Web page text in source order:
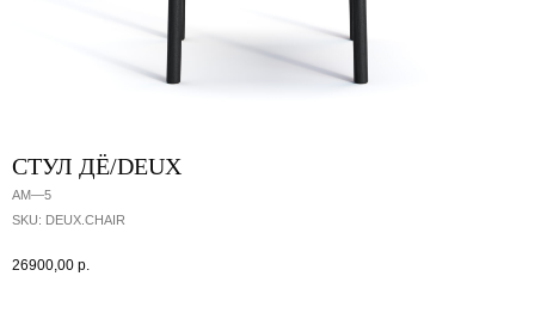
СТУЛ ДЁ/DEUX
AM—5
SKU: DEUX.CHAIR
26900,00 р.